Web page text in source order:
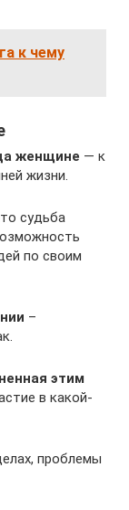
к чему
женщине — к
жизни.
судьба
по своим
–
этим
в какой-
проблемы